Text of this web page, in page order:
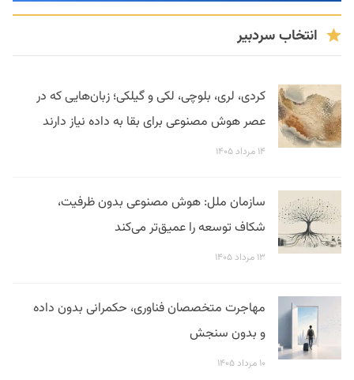
انتخاب سردبیر
کردی، لری، بلوچی، لکی و گیلکی؛ زبان‌هایی که در
عصر هوش مصنوعی برای بقا به داده نیاز دارند
۱۴ مرداد ۱۴۰۵
سازمان ملل: هوش مصنوعی بدون ظرفیت،
شکاف توسعه را عمیق‌تر می‌کند
۱۳ مرداد ۱۴۰۵
مهاجرت متخصصان فناوری، حکمرانی بدون داده
و بدون سنجش
۱۰ مرداد ۱۴۰۵